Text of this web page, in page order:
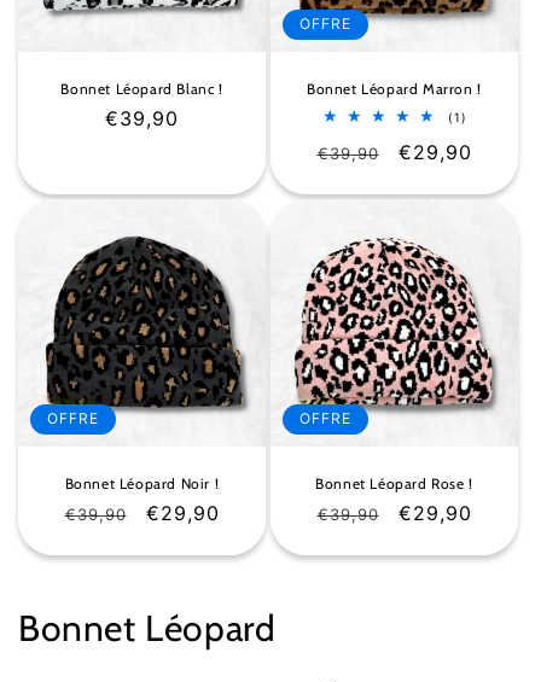
Bonnet Léopard Blanc !
Prix
€39,90
OFFRE
Bonnet Léopard Marron !
(1)
des
critiques
Prix
€39,90
Prix
€29,90
OFFRE
Bonnet Léopard Noir !
Prix
€39,90
Prix
€29,90
OFFRE
Bonnet Léopard Rose !
Prix
€39,90
Prix
€29,90
C
Bonnet Léopard